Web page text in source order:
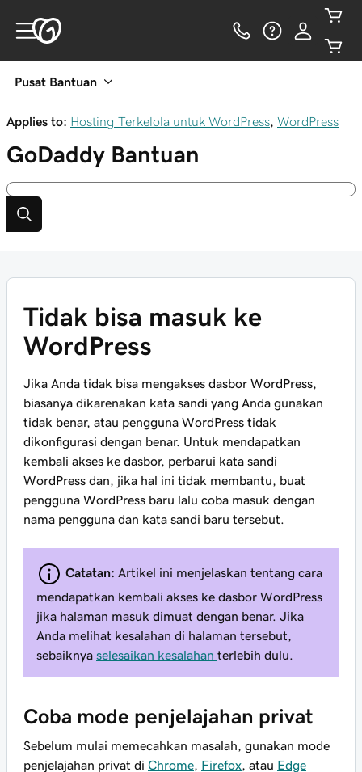
Pusat Bantuan
Applies to: Hosting Terkelola untuk WordPress WordPress
GoDaddy Bantuan
Tidak bisa masuk ke
WordPress
Jika Anda tidak bisa mengakses dasbor WordPress,
biasanya dikarenakan kata sandi yang Anda gunakan
tidak benar, atau pengguna WordPress tidak
dikonfigurasi dengan benar. Untuk mendapatkan
kembali akses ke dasbor, perbarui kata sandi
WordPress dan, jika hal ini tidak membantu, buat
pengguna WordPress baru lalu coba masuk dengan
nama pengguna dan kata sandi baru tersebut.
Catatan: Artikel ini menjelaskan tentang cara
mendapatkan kembali akses ke dasbor WordPress
jika halaman masuk dimuat dengan benar. Jika
Anda melihat kesalahan di halaman tersebut,
sebaiknya selesaikan kesalahan terlebih dulu.
Coba mode penjelajahan privat
Sebelum mulai memecahkan masalah, gunakan mode
penjelajahan privat di Chrome Firefox , atau Edge